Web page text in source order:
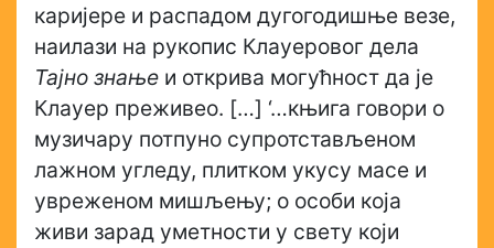
каријере и распадом дугогодишње везе,
наилази на рукопис Клауеровог дела
Тајно знање и открива могућност да је
Клауер преживео. […] ‘…књига говори о
музичару потпуно супротстављеном
лажном угледу, плитком укусу масе и
увреженом мишљењу; о особи која
живи зарад уметности у свету који